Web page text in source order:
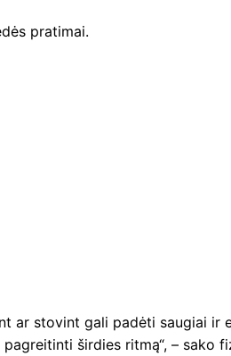
pratimai.
ar stovint gali padėti saugiai
širdies ritmą“, – sako